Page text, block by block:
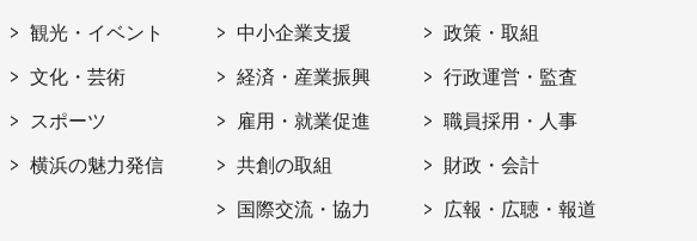
観光・イベント
文化・芸術
スポーツ
横浜の魅力発信
中小企業支援
経済・産業振興
雇用・就業促進
共創の取組
国際交流・協力
政策・取組
行政運営・監査
職員採用・人事
財政・会計
広報・広聴・報道